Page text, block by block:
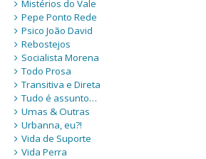
Mistérios do Vale
Pepe Ponto Rede
Psico João David
Rebostejos
Socialista Morena
Todo Prosa
Transitiva e Direta
Tudo é assunto…
Umas & Outras
Urbanna, eu?!
Vida de Suporte
Vida Perra